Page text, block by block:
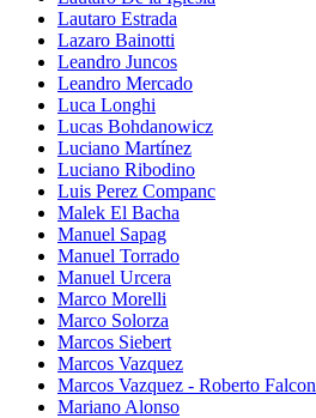
Lautaro Estrada
Lazaro Bainotti
Leandro Juncos
Leandro Mercado
Luca Longhi
Lucas Bohdanowicz
Luciano Martínez
Luciano Ribodino
Luis Perez Companc
Malek El Bacha
Manuel Sapag
Manuel Torrado
Manuel Urcera
Marco Morelli
Marco Solorza
Marcos Siebert
Marcos Vazquez
Marcos Vazquez - Roberto Falcon
Mariano Alonso